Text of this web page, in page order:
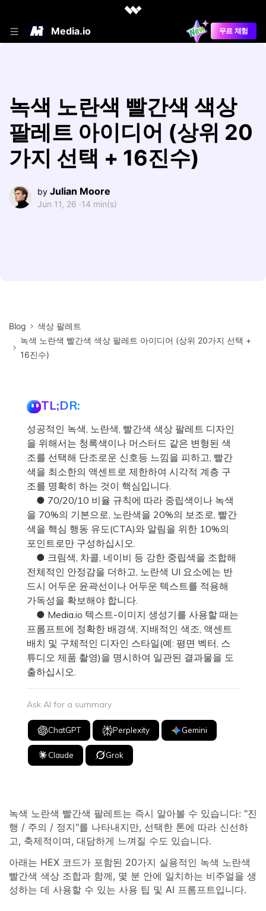
Media.io 무료 체험
녹색 노란색 빨간색 색상
팔레트 아이디어 (상위 20
가지 선택 + 16진수)
by Julian Moore
Jun 11, 26 ·14 min(s)
Blog
색상 팔레트
녹색 노란색 빨간색 색상 팔레트 아이디어 (상위 20가지 선택 +
16진수)
TL;DR:
성공적인 녹색, 노란색, 빨간색 색상 팔레트 디자인
을 위해서는 청록색이나 머스터드 같은 변형된 색
조를 선택해 단조로운 신호등 느낌을 피하고, 빨간
색을 최소한의 액센트로 제한하여 시각적 계층 구
조를 명확히 하는 것이 핵심입니다.
● 70/20/10 비율 규칙에 따라 중립색이나 녹색
을 70%의 기본으로, 노란색을 20%의 보조로, 빨간
색을 핵심 행동 유도(CTA)와 알림을 위한 10%의
포인트로만 구성하십시오.
● 크림색, 차콜, 네이비 등 강한 중립색을 조합해
전체적인 안정감을 더하고, 노란색 UI 요소에는 반
드시 어두운 윤곽선이나 어두운 텍스트를 적용해
가독성을 확보해야 합니다.
● Media.io 텍스트-이미지 생성기를 사용할 때는
프롬프트에 정확한 배경색, 지배적인 색조, 액센트
배치 및 구체적인 디자인 스타일(예: 평면 벡터, 스
튜디오 제품 촬영)을 명시하여 일관된 결과물을 도
출하십시오.
Ask AI for a summary
ChatGPT Perplexity Gemini
Claude Grok
녹색 노란색 빨간색 팔레트는 즉시 알아볼 수 있습니다: "진
행 / 주의 / 정지"를 나타내지만, 선택한 톤에 따라 신선하
고, 축제적이며, 대담하게 느껴질 수도 있습니다.
아래는 HEX 코드가 포함된 20가지 실용적인 녹색 노란색
빨간색 색상 조합과 함께, 몇 분 안에 일치하는 비주얼을 생
성하는 데 사용할 수 있는 사용 팁 및 AI 프롬프트입니다.